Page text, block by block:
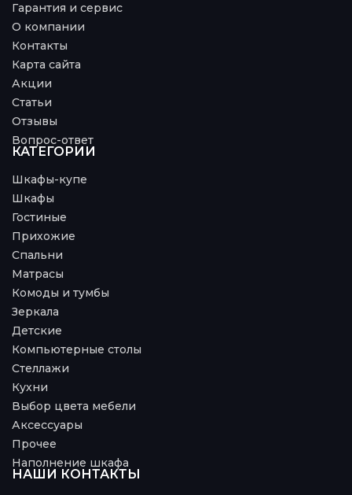
Гарантия и сервис
О компании
Контакты
Карта сайта
Акции
Статьи
Отзывы
Вопрос-ответ
КАТЕГОРИИ
Шкафы-купе
Шкафы
Гостиные
Прихожие
Спальни
Матрасы
Комоды и тумбы
Зеркала
Детские
Компьютерные столы
Стеллажи
Кухни
Выбор цвета мебели
Аксессуары
Прочее
Наполнение шкафа
НАШИ КОНТАКТЫ